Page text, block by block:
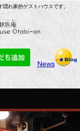
れ家的ゲストハウスです。
News